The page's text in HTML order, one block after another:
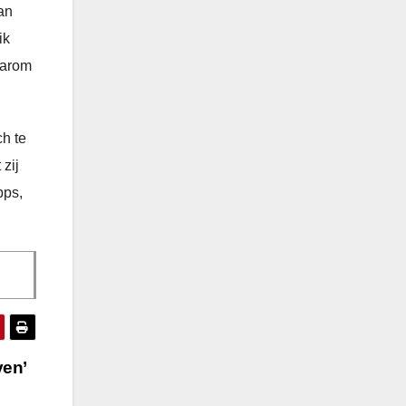
te
zij